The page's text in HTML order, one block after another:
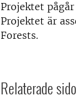
Projektet
Projektet är
Forests.
Relaterade